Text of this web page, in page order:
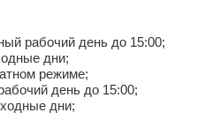
рабочий день до 15:00;
дни;
режиме;
день до 15:00;
дни;